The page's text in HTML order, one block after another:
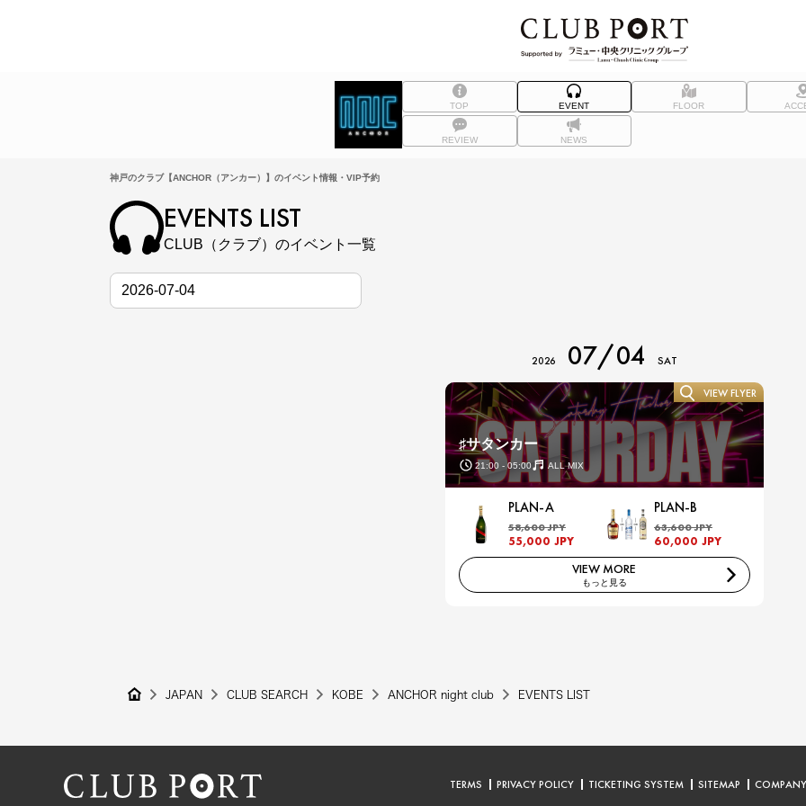
TOP EVENT FLOOR
REVIEW NEWS
神戸のクラブ【ANCHOR（アンカー）】のイベント情報・VIP予約
EVENTS LIST
CLUB（クラブ）のイベント一覧
2026 07/04 SAT
♯サタンカー
21:00 - 05:00 ALL MIX
VIEW FLYER
PLAN-A
58,600 JPY
55,000 JPY
PLAN-B
63,600 JPY
60,000 JPY
VIEW MORE
もっと見る
JAPAN CLUB SEARCH KOBE ANCHOR night club EVENTS LIST
TERMS PRIVACY POLICY TICKETING SYSTEM SITEMAP COMPANY